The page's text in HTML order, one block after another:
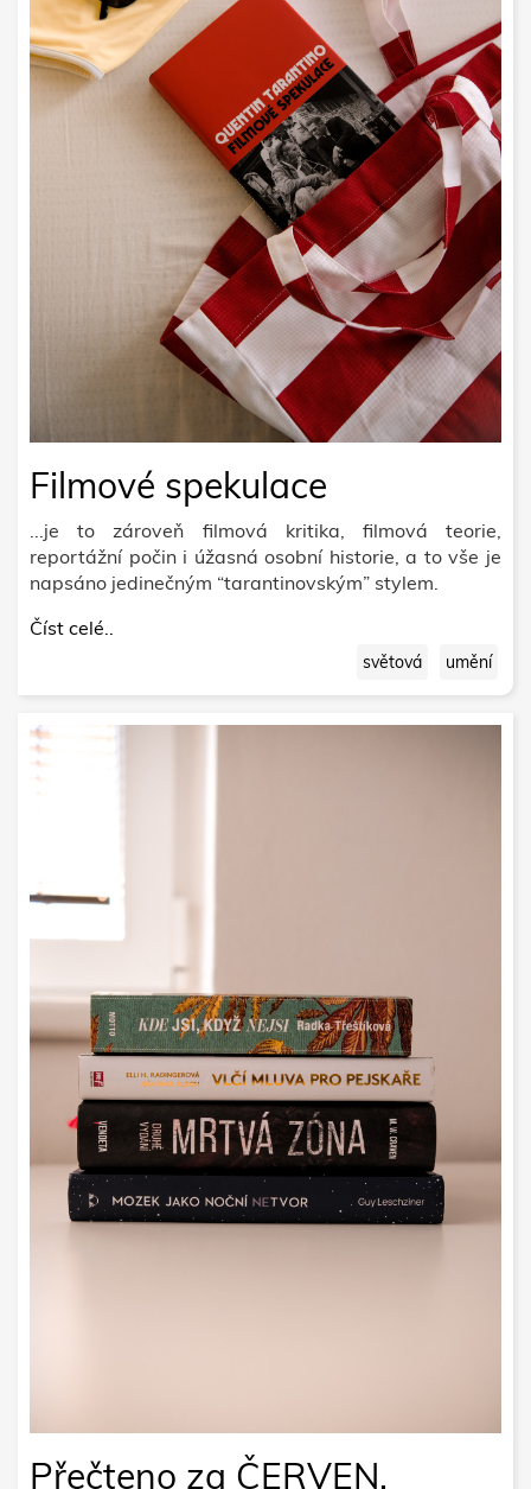
Filmové spekulace
...je to zároveň filmová kritika, filmová teorie,
reportážní počin i úžasná osobní historie, a to vše je
napsáno jedinečným “tarantinovským” stylem.
Číst celé..
světová umění
Přečteno za ČERVEN.